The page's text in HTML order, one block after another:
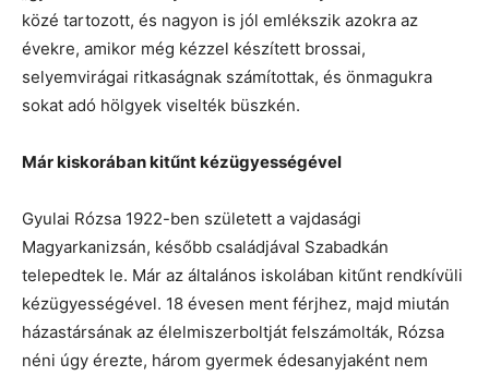
közé tartozott, és nagyon is jól emlékszik azokra az
évekre, amikor még kézzel készített brossai,
selyemvirágai ritkaságnak számítottak, és önmagukra
sokat adó hölgyek viselték büszkén.
Már kiskorában kitűnt kézügyességével
Gyulai Rózsa 1922-ben született a vajdasági
Magyarkanizsán, később családjával Szabadkán
telepedtek le. Már az általános iskolában kitűnt rendkívüli
kézügyességével. 18 évesen ment férjhez, majd miután
házastársának az élelmiszerboltját felszámolták, Rózsa
néni úgy érezte, három gyermek édesanyjaként nem